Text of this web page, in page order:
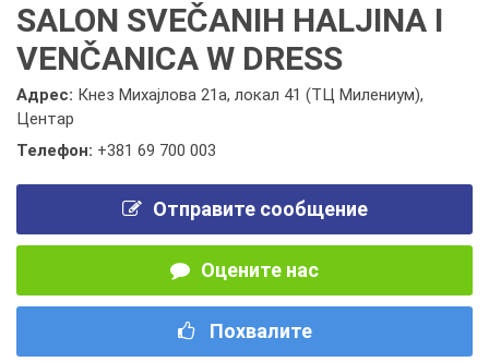
SALON SVEČANIH HALJINA I
VENČANICA W DRESS
Адрес: Кнез Михајлова 21а, локал 41 (ТЦ Милениум),
Центар
Телефон: +381 69 700 003
Отправите сообщение
Оцените нас
Похвалите